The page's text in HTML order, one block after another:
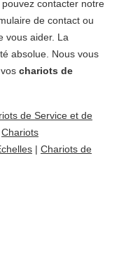
contacter notre
de contact ou
vous aider. La
absolue. Nous vous
chariots de
de Service et de
Chariots
| Chariots de